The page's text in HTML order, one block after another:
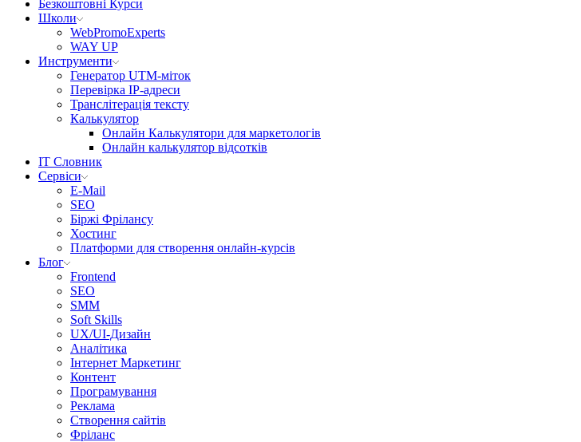
Безкоштовні Курси
Школи
WebPromoExperts
WAY UP
Инструменти
Генератор UTM-міток
Перевірка IP-адреси
Транслітерація тексту
Калькулятор
Онлайн Калькулятори для маркетологів
Онлайн калькулятор відсотків
IT Словник
Сервіси
E-Mail
SEO
Біржі Фрілансу
Хостинг
Платформи для створення онлайн-курсів
Блог
Frontend
SEO
SMM
Soft Skills
UX/UI-Дизайн
Аналітика
Інтернет Маркетинг
Контент
Програмування
Реклама
Створення сайтів
Фріланс